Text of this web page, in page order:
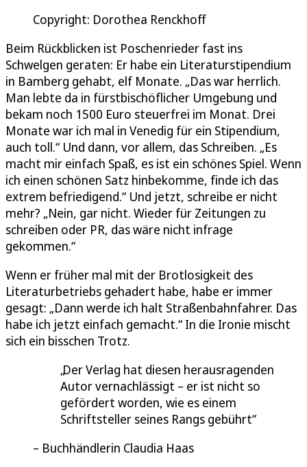
Copyright: Dorothea Renckhoff
Beim Rückblicken ist Poschenrieder fast ins
Schwelgen geraten: Er habe ein Literaturstipendium
in Bamberg gehabt, elf Monate. „Das war herrlich.
Man lebte da in fürstbischöflicher Umgebung und
bekam noch 1500 Euro steuerfrei im Monat. Drei
Monate war ich mal in Venedig für ein Stipendium,
auch toll.“ Und dann, vor allem, das Schreiben. „Es
macht mir einfach Spaß, es ist ein schönes Spiel. Wenn
ich einen schönen Satz hinbekomme, finde ich das
extrem befriedigend.“ Und jetzt, schreibe er nicht
mehr? „Nein, gar nicht. Wieder für Zeitungen zu
schreiben oder PR, das wäre nicht infrage
gekommen.“
Wenn er früher mal mit der Brotlosigkeit des
Literaturbetriebs gehadert habe, habe er immer
gesagt: „Dann werde ich halt Straßenbahnfahrer. Das
habe ich jetzt einfach gemacht.“ In die Ironie mischt
sich ein bisschen Trotz.
Der Verlag hat diesen herausragenden
Autor vernachlässigt – er ist nicht so
gefördert worden, wie es einem
Schriftsteller seines Rangs gebührt
Buchhändlerin Claudia Haas